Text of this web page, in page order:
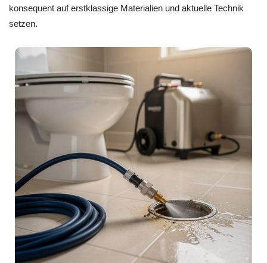
konsequent auf erstklassige Materialien und aktuelle Technik
setzen.